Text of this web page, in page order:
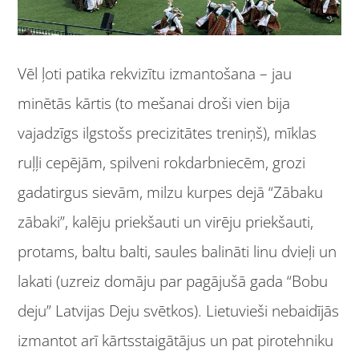
Vēl ļoti patika rekvizītu izmantošana – jau
minētās kārtis (to mešanai droši vien bija
vajadzīgs ilgstošs precizitātes treniņš), mīklas
ruļļi cepējām, spilveni rokdarbniecēm, grozi
gadatirgus sievām, milzu kurpes dejā “Zābaku
zābaki”, kalēju priekšauti un virēju priekšauti,
protams, baltu balti, saules balināti linu dvieļi un
lakati (uzreiz domāju par pagājušā gada “Bobu
deju” Latvijas Deju svētkos). Lietuvieši nebaidījās
izmantot arī kārtsstaigātājus un pat pirotehniku